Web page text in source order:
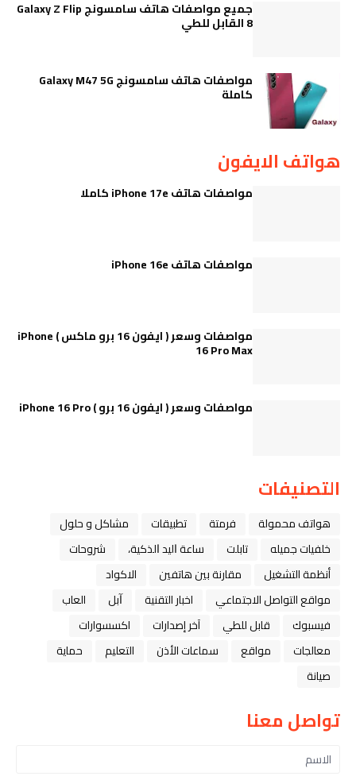
جميع مواصفات هاتف سامسونج Galaxy Z Flip
8 القابل للطي
مواصفات هاتف سامسونج Galaxy M47 5G
كاملة
هواتف الايفون
مواصفات هاتف iPhone 17e كاملا
مواصفات هاتف iPhone 16e
مواصفات وسعر ( ايفون 16 برو ماكس ) iPhone
16 Pro Max
مواصفات وسعر ( ايفون 16 برو ) iPhone 16 Pro
التصنيفات
هواتف محمولة فرمتة تطبيقات
مشاكل و حلول
خلفيات جميله
تابلت ﺳﺎﻋﺔ ﺍﻟﻴﺪ ﺍﻟﺬﻛﻴﺔ،
شروحات
أنظمة التشغيل
مقارنة بين هاتفين
الاكواد
مواقع التواصل الاجتماعي
اخبار التقنية ﺁﺑﻞ
العاب
فيسبوك
قابل للطي آخر إصدارات
اكسسوارات
معالجات
مواقع سماعات الأذن التعليم
حماية
صيانة
تواصل معنا